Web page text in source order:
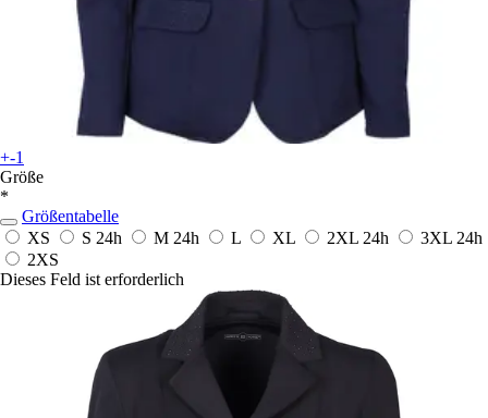
+-1
Größe
*
Größentabelle
XS
S 24h M 24h L XL 2XL 24h 3XL 24h
2XS
Dieses Feld ist erforderlich